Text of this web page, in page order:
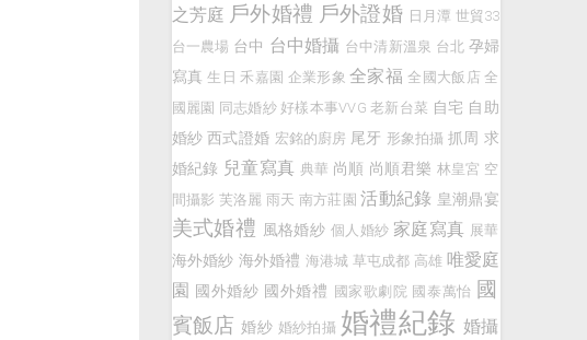
之芳庭 戶外婚禮 戶外證婚 日月潭 世貿33
台一農場 台中 台中婚攝 台中清新溫泉 台北 孕婦
寫真 生日 禾嘉園 企業形象 全家福 全國大飯店 全
國麗園 同志婚紗 好樣本事VVG 老新台菜 自宅 自助
婚紗 西式證婚 宏銘的廚房 尾牙 形象拍攝 抓周 求
婚紀錄 兒童寫真 典華 尚順 尚順君樂 林皇宮 空
間攝影 芙洛麗 雨天 南方莊園 活動紀錄 皇潮鼎宴
美式婚禮 風格婚紗 個人婚紗 家庭寫真 展華
海外婚紗 海外婚禮 海港城 草屯成都 高雄 唯愛庭
園 國外婚紗 國外婚禮 國家歌劇院 國泰萬怡 國
賓飯店 婚紗 婚紗拍攝 婚禮紀錄 婚攝